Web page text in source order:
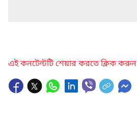
এই কনটেন্টটি শেয়ার করতে ক্লিক করুন